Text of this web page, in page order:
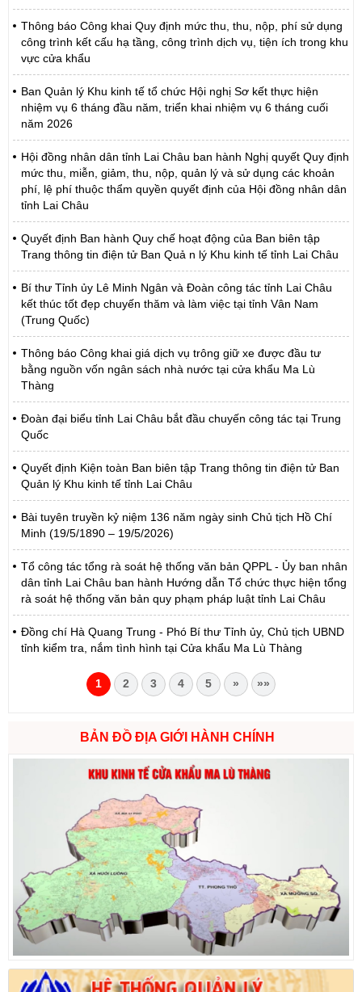
Thông báo Công khai Quy định mức thu, thu, nộp, phí sử dụng
công trình kết cấu hạ tầng, công trình dịch vụ, tiện ích trong khu
vực cửa khẩu
Ban Quản lý Khu kinh tế tổ chức Hội nghị Sơ kết thực hiện
nhiệm vụ 6 tháng đầu năm, triển khai nhiệm vụ 6 tháng cuối
năm 2026
Hội đồng nhân dân tỉnh Lai Châu ban hành Nghị quyết Quy định
mức thu, miễn, giảm, thu, nộp, quản lý và sử dụng các khoản
phí, lệ phí thuộc thẩm quyền quyết định của Hội đồng nhân dân
tỉnh Lai Châu
Quyết định Ban hành Quy chế hoạt động của Ban biên tập
Trang thông tin điện tử Ban Quả n lý Khu kinh tế tỉnh Lai Châu
Bí thư Tỉnh ủy Lê Minh Ngân và Đoàn công tác tỉnh Lai Châu
kết thúc tốt đẹp chuyến thăm và làm việc tại tỉnh Vân Nam
(Trung Quốc)
Thông báo Công khai giá dịch vụ trông giữ xe được đầu tư
bằng nguồn vốn ngân sách nhà nước tại cửa khẩu Ma Lù
Thàng
Đoàn đại biểu tỉnh Lai Châu bắt đầu chuyến công tác tại Trung
Quốc
Quyết định Kiện toàn Ban biên tập Trang thông tin điện tử Ban
Quản lý Khu kinh tế tỉnh Lai Châu
Bài tuyên truyền kỷ niệm 136 năm ngày sinh Chủ tịch Hồ Chí
Minh (19/5/1890 – 19/5/2026)
Tổ công tác tổng rà soát hệ thống văn bản QPPL - Ủy ban nhân
dân tỉnh Lai Châu ban hành Hướng dẫn Tổ chức thực hiện tổng
rà soát hệ thống văn bản quy phạm pháp luật tỉnh Lai Châu
Đồng chí Hà Quang Trung - Phó Bí thư Tỉnh ủy, Chủ tịch UBND
tỉnh kiểm tra, nắm tình hình tại Cửa khẩu Ma Lù Thàng
1 2 3 4 5 » »»
BẢN ĐỒ ĐỊA GIỚI HÀNH CHÍNH